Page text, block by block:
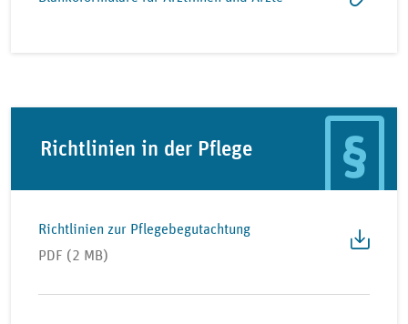
Richtlinien in der Pflege
Richtlinien zur Pflegebegutachtung
PDF (2 MB)